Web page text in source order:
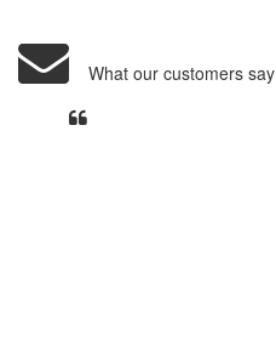
What our customers say